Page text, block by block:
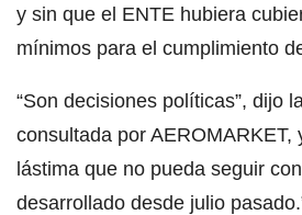
y sin que el ENTE hubiera
mínimos para el cumplimiento
“Son decisiones políticas”, dijo
consultada por AEROMARKET,
lástima que no pueda seguir
desarrollado desde julio